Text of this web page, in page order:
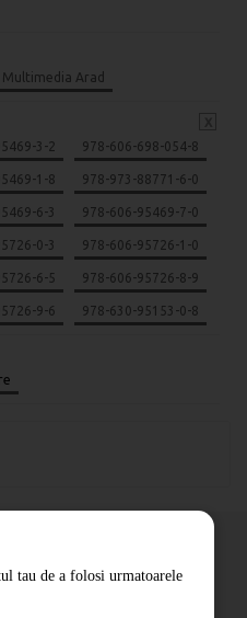
Multimedia Arad
3-2 978-606-698-054-8
1-8 978-973-88771-6-0
6-3 978-606-95469-7-0
0-3 978-606-95726-1-0
6-5 978-606-95726-8-9
9-6 978-630-95153-0-8
tau de a folosi urmatoarele